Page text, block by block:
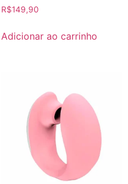
R$149,90
Adicionar ao carrinho